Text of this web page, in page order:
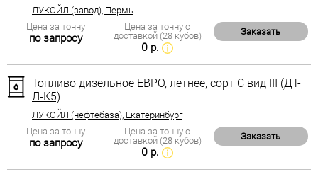
ЛУКОЙЛ (завод), Пермь
Цена за тонну
по запросу
Цена за тонну с
доставкой (28 кубов)
0 р.
Заказать
Топливо дизельное ЕВРО, летнее, сорт С вид III (ДТ-
Л-К5)
ЛУКОЙЛ (нефтебаза), Екатеринбург
Цена за тонну
по запросу
Цена за тонну с
доставкой (28 кубов)
0 р.
Заказать